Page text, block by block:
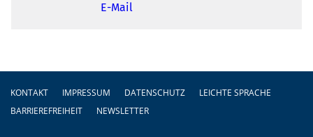
E-Mail
Fußzeile
KONTAKT IMPRESSUM DATENSCHUTZ
LEICHTE SPRACHE
BARRIEREFREIHEIT
NEWSLETTER